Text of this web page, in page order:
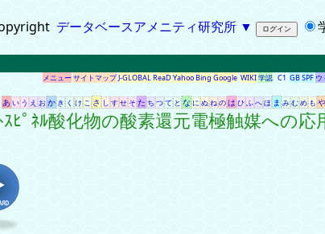
データベースアメニティ研究所 ▼
メニューサイトマップJ-GLOBALReaD YahooBing Google WIKI学認 C1 GBSPF ウ
あ い う え おか き く け こ さ し すせ そ た ち つて と な に ぬねのは ひふへほ ま みむめ も や
ｽﾋﾟﾈﾙ酸化物の酸素還元電極触媒への応